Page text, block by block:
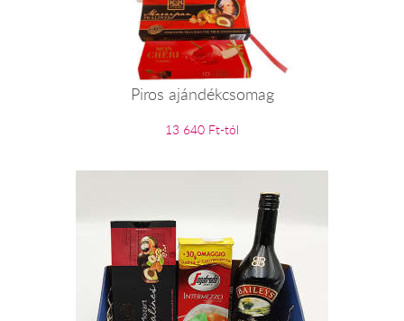
Piros ajándékcsomag
13 640 Ft-tól